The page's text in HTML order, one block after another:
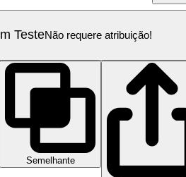
TesteNão requere atribuição!
Semelhante